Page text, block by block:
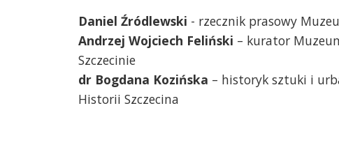
Daniel Źródlewski - rzecznik prasowy
Andrzej Wojciech Feliński – kurator
Szczecinie
dr Bogdana Kozińska – historyk sztuki i
Historii Szczecina